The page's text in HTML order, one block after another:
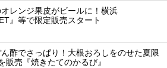
レンジ果皮がビールに！横浜
』等で限定販売スタート
酢でさっぱり！大根おろしをのせた夏限
販売『焼きたてのかるび』